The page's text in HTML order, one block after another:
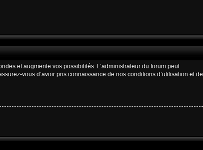
et augmente vos possibilités. L’administrateur du forum peut
vous d’avoir pris connaissance de nos conditions d’utilisation et de